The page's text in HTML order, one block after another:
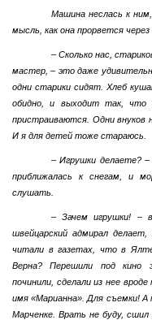
Машина неслась к
мысль, как она прорвется
– Сколько нас,
мастер, – это даже
одни старики сидят. Хлеб
обидно, и выходит так,
пристраиваются. Одни внуков
И я для детей тоже стараюсь.
– Игрушки делаете?
приближалась к снегам, и
слушать.
– Зачем игрушки! –
швейцарский адмирал
читали в газетах, что в
Верна? Перешили под кино
починили, сделали из нее
имя «Марианна». Для съемки! А
Марченке. Врать не буду, сшил